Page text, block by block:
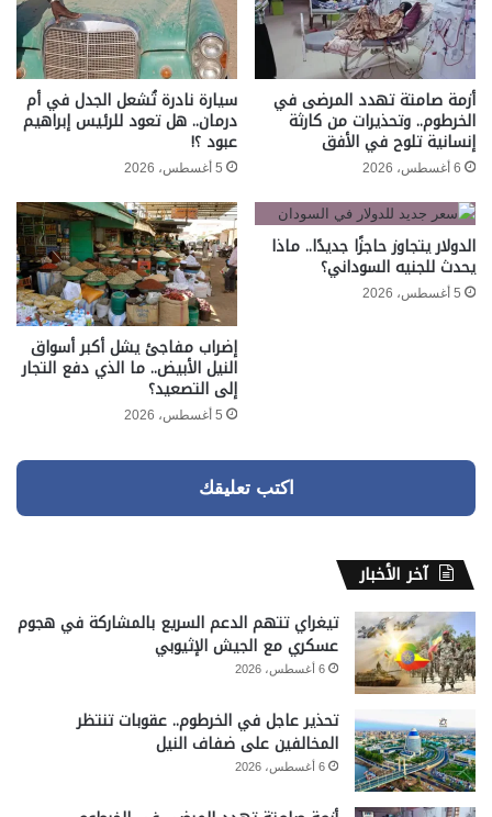
أزمة صامتة تهدد المرضى في
الخرطوم.. وتحذيرات من كارثة
إنسانية تلوح في الأفق
6 أغسطس، 2026
سيارة نادرة تُشعل الجدل في أم
درمان.. هل تعود للرئيس إبراهيم
عبود ؟!
5 أغسطس، 2026
الدولار يتجاوز حاجزًا جديدًا.. ماذا
يحدث للجنيه السوداني؟
5 أغسطس، 2026
إضراب مفاجئ يشل أكبر أسواق
النيل الأبيض.. ما الذي دفع التجار
إلى التصعيد؟
5 أغسطس، 2026
اكتب تعليقك
آخر الأخبار
تيغراي تتهم الدعم السريع بالمشاركة في هجوم
عسكري مع الجيش الإثيوبي
6 أغسطس، 2026
تحذير عاجل في الخرطوم.. عقوبات تنتظر
المخالفين على ضفاف النيل
6 أغسطس، 2026